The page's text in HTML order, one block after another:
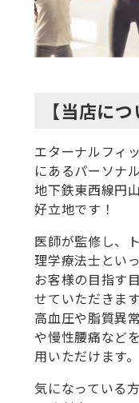
【当店につ
エターナルフィ
にあるパーソナ
地下鉄東西線円
好立地です！
医師が監修し、
理学療法士とい
お客様の目指す
せていただきます
高血圧や脂質異
や慢性腰痛など
用いただけます。
気になっている